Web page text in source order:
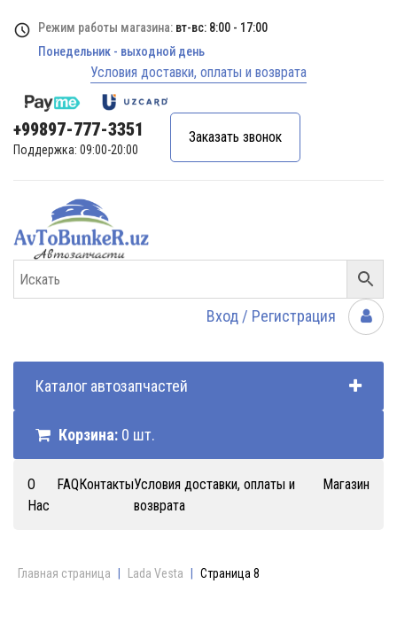
Режим работы магазина: вт-вс: 8:00 - 17:00
Понедельник - выходной день
Условия доставки, оплаты и возврата
+99897-777-3351
Поддержка: 09:00-20:00
Заказать звонок
Вход / Регистрация
Каталог автозапчастей
Корзина: 0 шт.
О
Нас
FAQКонтактыУсловия доставки, оплаты и
возврата
Магазин
Главная страница Lada Vesta Страница 8